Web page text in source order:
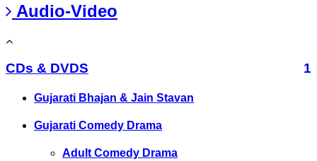
Audio-Video
CDs & DVDS 1
Gujarati Bhajan & Jain Stavan
Gujarati Comedy Drama
Adult Comedy Drama